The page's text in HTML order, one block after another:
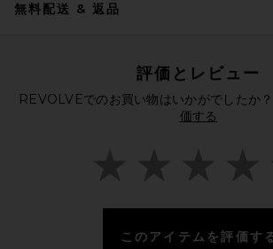
無料配送 & 返品
評価とレビュー
REVOLVEでのお買い物はいかがでしたか？
価する
このアイテムを評価す